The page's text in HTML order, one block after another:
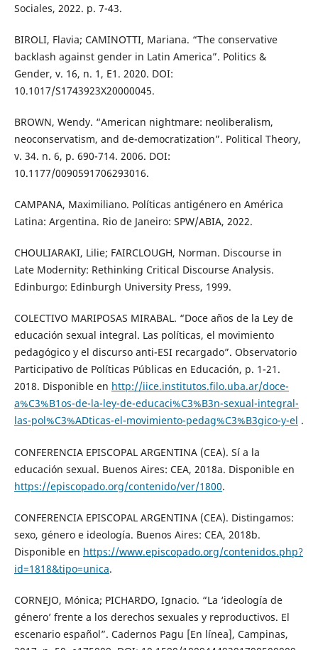
Sociales, 2022. p. 7-43.
BIROLI, Flavia; CAMINOTTI, Mariana. “The conservative
backlash against gender in Latin America”. Politics &
Gender, v. 16, n. 1, E1. 2020. DOI:
10.1017/S1743923X20000045.
BROWN, Wendy. “American nightmare: neoliberalism,
neoconservatism, and de-democratization”. Political Theory,
v. 34. n. 6, p. 690-714. 2006. DOI:
10.1177/0090591706293016.
CAMPANA, Maximiliano. Políticas antigénero en América
Latina: Argentina. Rio de Janeiro: SPW/ABIA, 2022.
CHOULIARAKI, Lilie; FAIRCLOUGH, Norman. Discourse in
Late Modernity: Rethinking Critical Discourse Analysis.
Edinburgo: Edinburgh University Press, 1999.
COLECTIVO MARIPOSAS MIRABAL. “Doce años de la Ley de
educación sexual integral. Las políticas, el movimiento
pedagógico y el discurso anti-ESI recargado”. Observatorio
Participativo de Políticas Públicas en Educación, p. 1-21.
2018. Disponible en http://iice.institutos.filo.uba.ar/doce-
a%C3%B1os-de-la-ley-de-educaci%C3%B3n-sexual-integral-
las-pol%C3%ADticas-el-movimiento-pedag%C3%B3gico-y-el .
CONFERENCIA EPISCOPAL ARGENTINA (CEA). Sí a la
educación sexual. Buenos Aires: CEA, 2018a. Disponible en
https://episcopado.org/contenido/ver/1800.
CONFERENCIA EPISCOPAL ARGENTINA (CEA). Distingamos:
sexo, género e ideología. Buenos Aires: CEA, 2018b.
Disponible en https://www.episcopado.org/contenidos.php?
id=1818&tipo=unica.
CORNEJO, Mónica; PICHARDO, Ignacio. “La ‘ideología de
género’ frente a los derechos sexuales y reproductivos. El
escenario español”. Cadernos Pagu [En línea], Campinas,